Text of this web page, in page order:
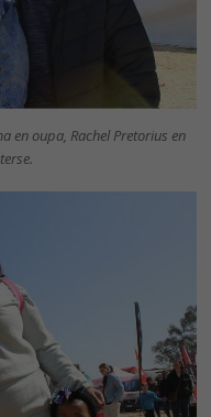
en oupa, Rachel Pretorius en